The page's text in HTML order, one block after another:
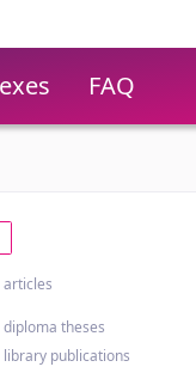
FAQ
articles
diploma theses
library publications